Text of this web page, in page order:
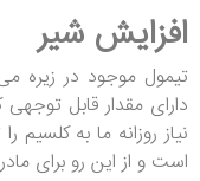
افزایش شیر
تیمول موجود در زیره
دارای مقدار قابل
نیاز روزانه ما به
است و از این رو برای